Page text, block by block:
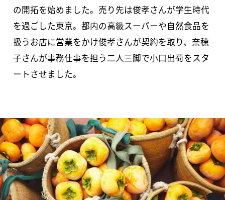
の開拓を始めました。売り先は俊孝さんが学生時代
を過ごした東京。都内の高級スーパーや自然食品を
扱うお店に営業をかけ俊孝さんが契約を取り、奈穂
子さんが事務仕事を担う二人三脚で小口出荷をスタ
ートさせました。